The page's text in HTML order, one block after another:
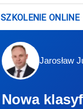
SZKOLENIE ONLINE
Jarosław
Nowa